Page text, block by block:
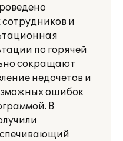
и
по горячей
сокращают
недочетов и
ошибок
В